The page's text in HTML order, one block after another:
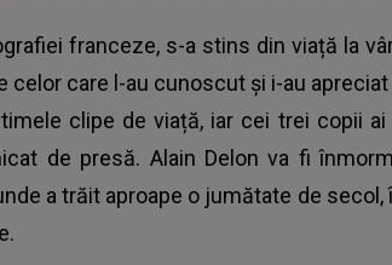
franceze, s-a stins din viață la
celor care l-au cunoscut și i-au
clipe de viață, iar cei trei copii
de presă. Alain Delon va fi
a trăit aproape o jumătate de